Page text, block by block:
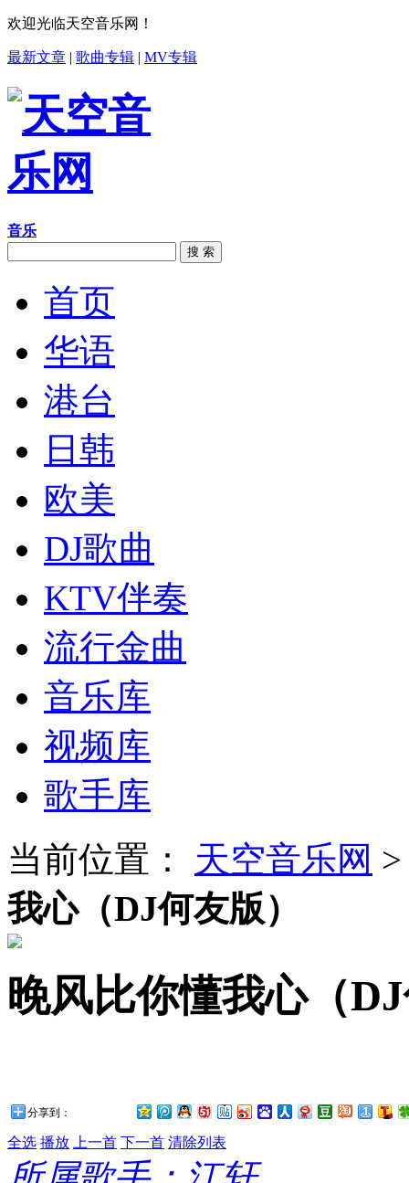
欢迎光临天空音乐网！
最新文章 | 歌曲专辑 | MV专辑
音乐
搜 索
首页
华语
港台
日韩
欧美
DJ歌曲
KTV伴奏
流行金曲
音乐库
视频库
歌手库
当前位置：
天空音乐网
我心（DJ何友版）
晚风比你懂我心（
分享到：
全选 播放 上一首 下一首 清除列表